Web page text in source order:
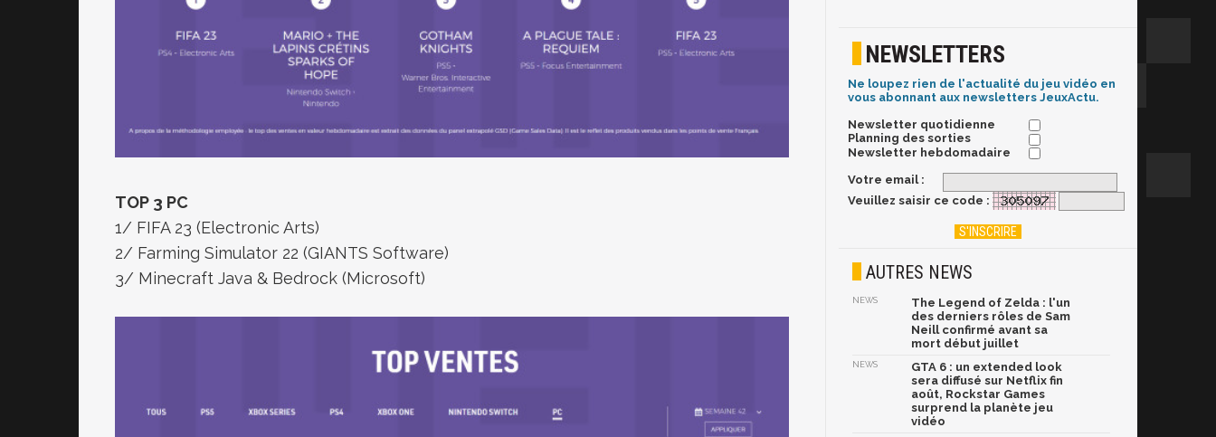
TOP 3 PC
1/ FIFA 23 (Electronic Arts)
2/ Farming Simulator 22 (GIANTS Software)
3/ Minecraft Java & Bedrock (Microsoft)
NEWSLETTERS
Ne loupez rien de l'actualité du jeu vidéo en
vous abonnant aux newsletters JeuxActu.
Newsletter quotidienne
Planning des sorties
Newsletter hebdomadaire
Votre email :
Veuillez saisir ce code :
AUTRES NEWS
NEWS
The Legend of Zelda : l'un
des derniers rôles de Sam
Neill confirmé avant sa
mort début juillet
NEWS
GTA 6 : un extended look
sera diffusé sur Netflix fin
août, Rockstar Games
surprend la planète jeu
vidéo